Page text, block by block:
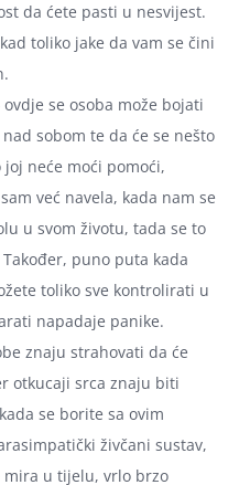
da ćete pasti u nesvijest.
toliko jake da vam se čini
se osoba može bojati
sobom te da će se nešto
neće moći pomoći,
već navela, kada nam se
u svom životu, tada se to
puno puta kada
toliko sve kontrolirati u
napadaje panike.
znaju strahovati da će
otkucaji srca znaju biti
se borite sa ovim
živčani sustav,
mira u tijelu, vrlo brzo